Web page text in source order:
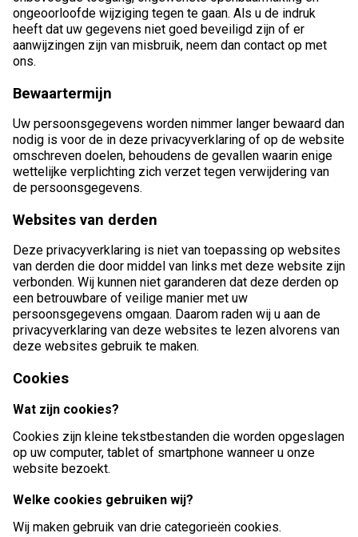
ongeoorloofde wijziging tegen te gaan. Als u de indruk
heeft dat uw gegevens niet goed beveiligd zijn of er
aanwijzingen zijn van misbruik, neem dan contact op met
ons.
Bewaartermijn
Uw persoonsgegevens worden nimmer langer bewaard dan
nodig is voor de in deze privacyverklaring of op de website
omschreven doelen, behoudens de gevallen waarin enige
wettelijke verplichting zich verzet tegen verwijdering van
de persoonsgegevens.
Websites van derden
Deze privacyverklaring is niet van toepassing op websites
van derden die door middel van links met deze website zijn
verbonden. Wij kunnen niet garanderen dat deze derden op
een betrouwbare of veilige manier met uw
persoonsgegevens omgaan. Daarom raden wij u aan de
privacyverklaring van deze websites te lezen alvorens van
deze websites gebruik te maken.
Cookies
Wat zijn cookies?
Cookies zijn kleine tekstbestanden die worden opgeslagen
op uw computer, tablet of smartphone wanneer u onze
website bezoekt.
Welke cookies gebruiken wij?
Wij maken gebruik van drie categorieën cookies.